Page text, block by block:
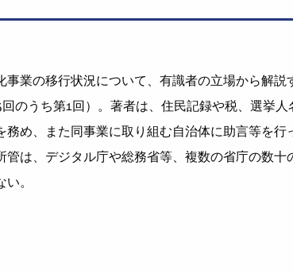
業の移行状況について、有識者の立場から解説
のうち第1回）。著者は、住民記録や税、選挙
め、また同事業に取り組む自治体に助言等を行
管は、デジタル庁や総務省等、複数の省庁の数十
。